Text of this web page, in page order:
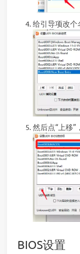
给引导项改个
然后点“上移
BIOS设置